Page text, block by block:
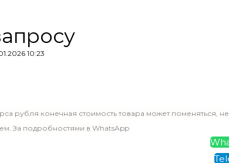
10:23
рубля конечная стоимость товара может поменяться,
За подробностями в WhatsApp